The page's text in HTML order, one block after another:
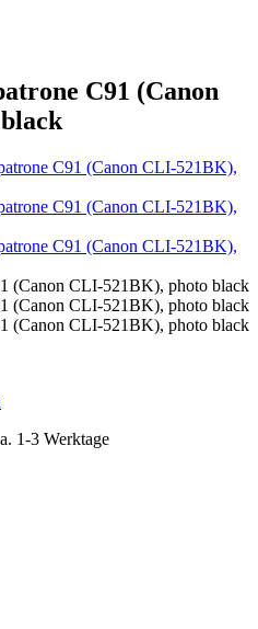
C91 (Canon
1-3 Werktage